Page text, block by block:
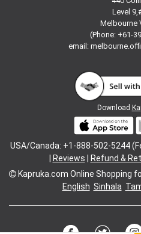
Level
Melbourne
(Phone: +61-
email:
Download
USA/Canada: +1-888-502-5244
Reviews Refund &
Kapruka.com Online Shopping
English Sinhala